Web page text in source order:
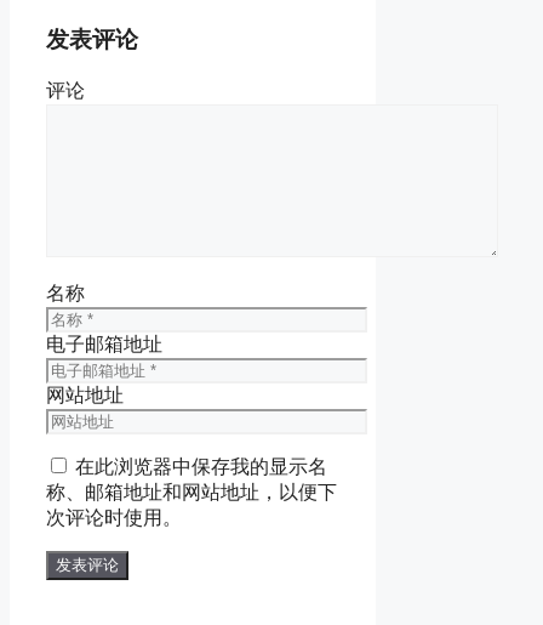
发表评论
评论
名称
电子邮箱地址
网站地址
在此浏览器中保存我的显示名
称、邮箱地址和网站地址，以便下
次评论时使用。